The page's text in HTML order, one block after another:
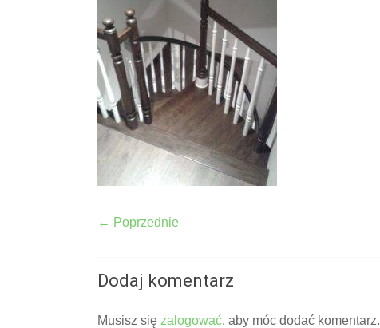
← Poprzednie
Dodaj komentarz
Musisz się zalogować, aby móc dodać komentarz.